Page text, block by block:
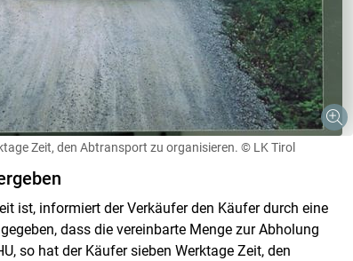
Zeit, den Abtransport zu organisieren. © LK Tirol
ist, informiert der Verkäufer den Käufer durch eine
dass die vereinbarte Menge zur Abholung
so hat der Käufer sieben Werktage Zeit, den